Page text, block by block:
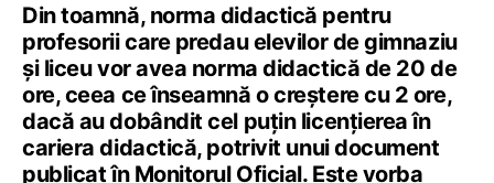
Din toamnă, norma didactică pentru
profesorii care predau elevilor de gimnaziu
și liceu vor avea norma didactică de 20 de
ore, ceea ce înseamnă o creștere cu 2 ore,
dacă au dobândit cel puțin licențierea în
cariera didactică, potrivit unui document
publicat în Monitorul Oficial. Este vorba